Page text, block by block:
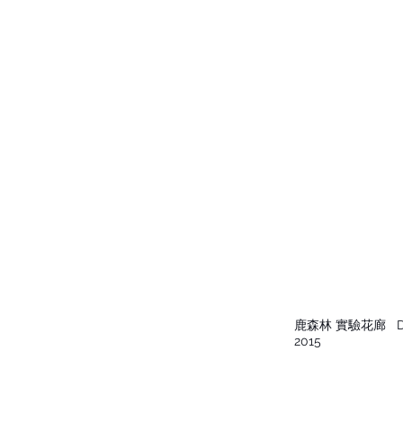
鹿森林 實驗花廊
2015